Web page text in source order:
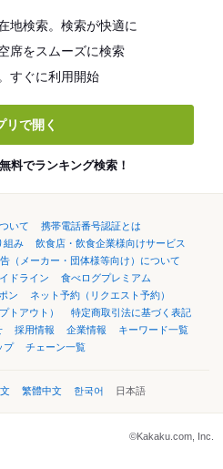
地検索。検索が快適に
席をスムーズに検索
すぐに利用開始
リで開く
料でランキング検索！
いて
携帯電話番号認証とは
組み
飲食店・飲食企業様向けサービス
（メーカー・団体様等向け）について
ドライン
食べログプレミアム
ン
ネット予約（リクエスト予約）
トアウト）
特定商取引法に基づく表記
採用情報 企業情報
キーワード一覧
プ
チェーン一覧
繁體中文 한국어 日本語
©Kakaku.com, Inc.